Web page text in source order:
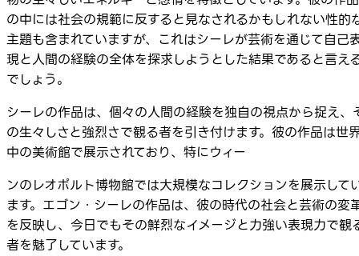
の中には社会の規範に反すると見なされるかもしれない性的
主題も含まれていますが、これはシーレが芸術を通じて自己
現と人間の経験の全体を探求しようとした結果であると言え
でしょう。
シーレの作品は、個々の人間の経験を独自の視点から捉え、
の生々しさと強烈さで観る者を引き付けます。彼の作品は世
中の美術館で展示されており、特にウィー
ンのレオポルト博物館では大規模なコレクションを展示して
ます。エゴン・シーレの作品は、彼の時代の社会と芸術の変
を反映し、今日でもその鮮烈なイメージと力強い表現力で観
者を魅了しています。